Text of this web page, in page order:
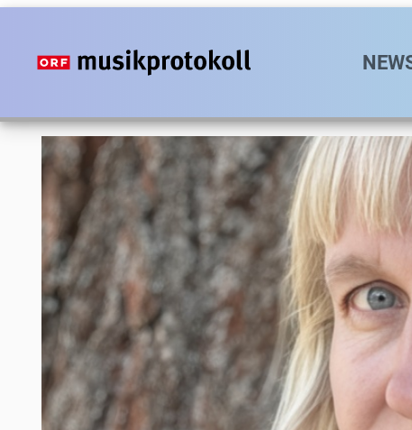
Direkt
Inhalt
Foto